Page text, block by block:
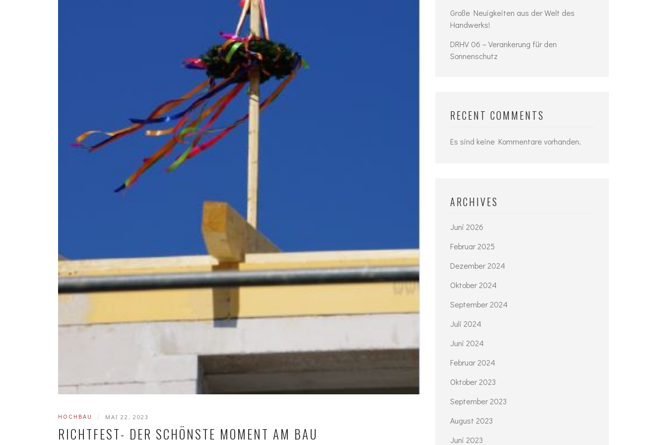
HOCHBAU | MAI 22, 2023
RICHTFEST- DER SCHÖNSTE MOMENT AM BAU
Große Neuigkeiten aus der Welt des
Handwerks!
DRHV 06 – Verankerung für den
Sonnenschutz
RECENT COMMENTS
Es sind keine Kommentare vorhanden.
ARCHIVES
Juni 2026
Februar 2025
Dezember 2024
Oktober 2024
September 2024
Juli 2024
Juni 2024
Februar 2024
Oktober 2023
September 2023
August 2023
Juni 2023